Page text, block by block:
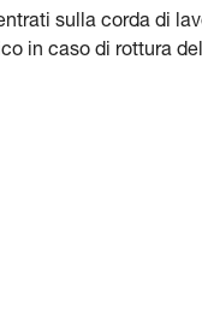
sulla corda di
in caso di rottura